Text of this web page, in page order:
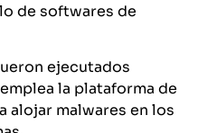
de softwares de
ejecutados
la plataforma de
alojar malwares en los